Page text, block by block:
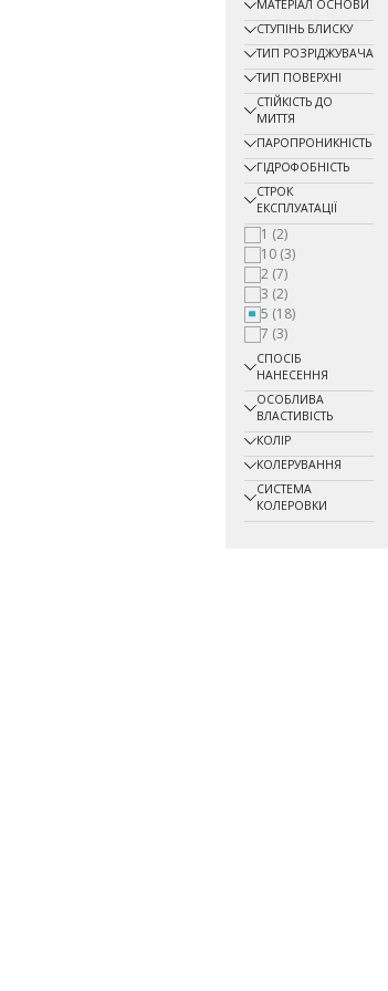
МАТЕРІАЛ ОСНОВИ
СТУПІНЬ БЛИСКУ
ТИП РОЗРІДЖУВАЧА
ТИП ПОВЕРХНІ
СТІЙКІСТЬ ДО
МИТТЯ
ПАРОПРОНИКНІСТЬ
ГІДРОФОБНІСТЬ
СТРОК
ЕКСПЛУАТАЦІЇ
1 (2)
10 (3)
2 (7)
3 (2)
5 (18)
7 (3)
СПОСІБ
НАНЕСЕННЯ
ОСОБЛИВА
ВЛАСТИВІСТЬ
КОЛІР
КОЛЕРУВАННЯ
СИСТЕМА
КОЛЕРОВКИ